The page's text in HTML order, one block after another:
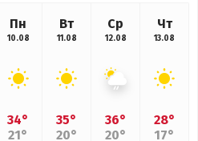
Пн
10.08
34°
21°
Вт
11.08
35°
20°
Ср
12.08
36°
20°
Чт
13.08
28°
17°